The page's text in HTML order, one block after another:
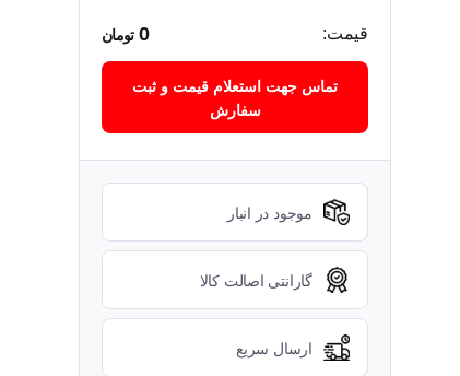
قیمت: 0 تومان
تماس جهت استعلام قیمت و ثبت
سفارش
موجود در انبار
گارانتی اصالت کالا
ارسال سریع